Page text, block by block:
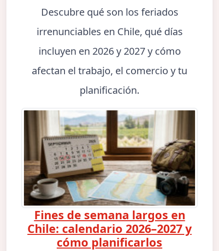
Descubre qué son los feriados
irrenunciables en Chile, qué días
incluyen en 2026 y 2027 y cómo
afectan el trabajo, el comercio y tu
planificación.
Fines de semana largos en
Chile: calendario 2026–2027 y
cómo planificarlos